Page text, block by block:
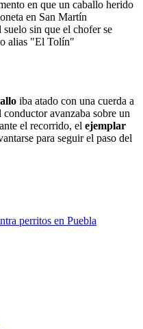
en que un caballo herido
en San Martín
sin que el chofer se
alias "El Tolín"
iba atado con una cuerda a
avanzaba sobre un
el recorrido, el ejemplar
para seguir el paso del
perritos en Puebla